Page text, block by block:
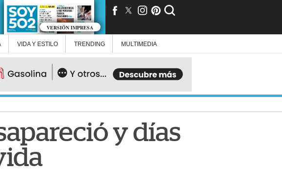
VERSIÓN IMPRESA
VIDA Y ESTILO TRENDING MULTIMEDIA
y días